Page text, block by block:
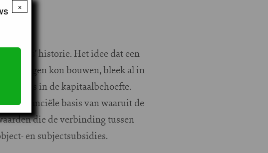
historie. Het idee dat een
woningen kon bouwen, bleek al in
soms in de kapitaalbehoefte.
de financiële basis van waaruit de
die de verbinding tussen
en subjectsubsidies.
×